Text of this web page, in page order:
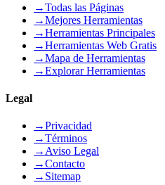
→Todas las Páginas
→Mejores Herramientas
→Herramientas Principales
→Herramientas Web Gratis
→Mapa de Herramientas
→Explorar Herramientas
Legal
→Privacidad
→Términos
→ Aviso Legal
→Contacto
→ Sitemap